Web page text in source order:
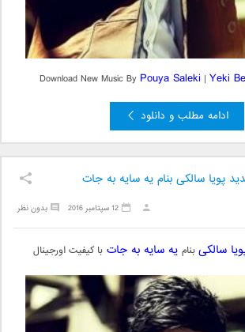
Download New Music By Pouya Saleki | Yeki
ادامه مطلب و دانلود
پویا سالکی بنام یه سایه به جات
بدون نظر 12 سپتامبر 2016
سالکیبنام یه سایه به جات با کیفیت اورجینال